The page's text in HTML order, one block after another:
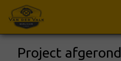
Project afgerond